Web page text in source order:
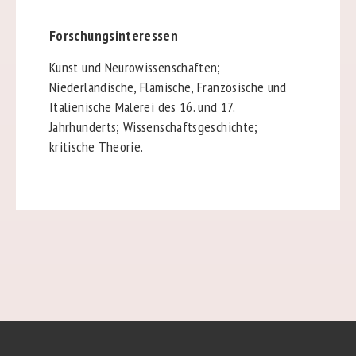
Forschungsinteressen
Kunst und Neurowissenschaften;
Niederländische, Flämische, Französische und
Italienische Malerei des 16. und 17.
Jahrhunderts; Wissenschaftsgeschichte;
kritische Theorie.